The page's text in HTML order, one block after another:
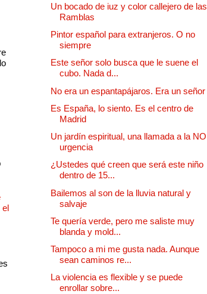
el
Un bocado de iuz y color callejero de las
Ramblas
Pintor español para extranjeros. O no
siempre
Este señor solo busca que le suene el
cubo. Nada d...
No era un espantapájaros. Era un señor
Es España, lo siento. Es el centro de
Madrid
Un jardín espiritual, una llamada a la NO
urgencia
¿Ustedes qué creen que será este niño
dentro de 15...
Bailemos al son de la lluvia natural y
salvaje
Te quería verde, pero me saliste muy
blanda y mold...
Tampoco a mi me gusta nada. Aunque
sean caminos re...
La violencia es flexible y se puede
enrollar sobre...